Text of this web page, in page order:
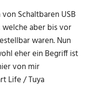
Schaltbaren USB
aber bis vor
waren. Nun
eher ein Begriff ist
von mir
Life / Tuya